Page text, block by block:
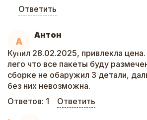
Ответить
А
Антон
Купил 28.02.2025, привлекла
лего что все пакеты буду
сборке не обаружил 3 детали,
без них невозможна.
Ответов: 1 Ответить